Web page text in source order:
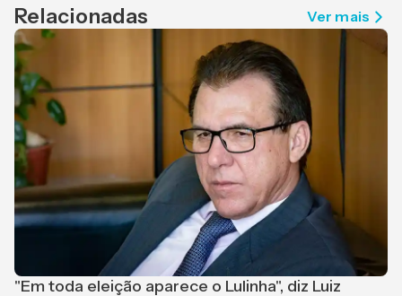
Relacionadas Ver mais
"Em toda eleição aparece o Lulinha", diz Luiz